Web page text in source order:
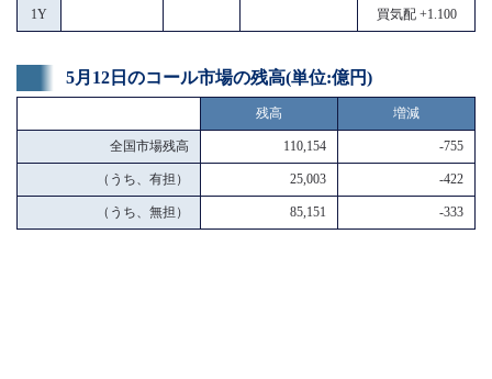
1Y 買気配 +1.100
5月12日のコール市場の残高(単位:億円)
残高 増減
全国市場残高 110,154 -755
（うち、有担） 25,003 -422
（うち、無担） 85,151 -333